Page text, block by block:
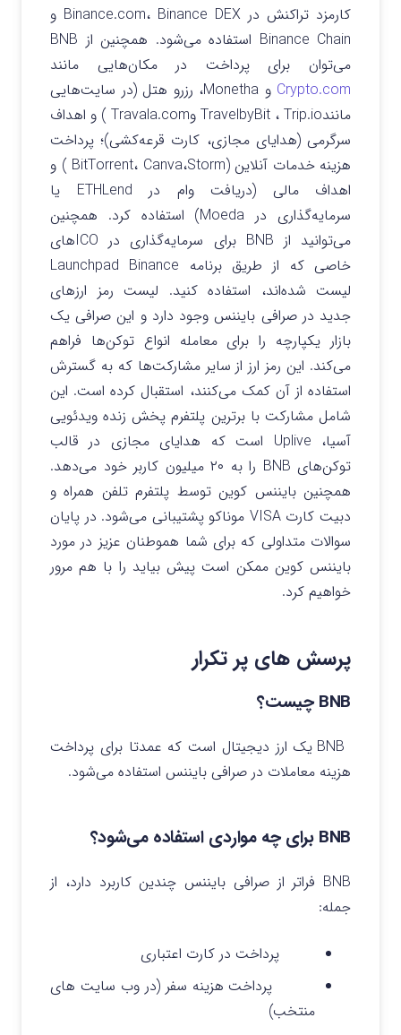
کارمزد تراکنش در Binance.com، Binance DEX و
Binance Chain استفاده می‌شود. همچنین از BNB
می‌توان برای پرداخت در مکان‌هایی مانند
Crypto.com
و Monetha، رزرو هتل (در سایت‌هایی
مانندTravelbyBit ، Trip.io وTravala.com ) و اهداف
سرگرمی (هدایای مجازی، کارت قرعه‌کشی)؛ پرداخت
هزینه خدمات آنلاین (BitTorrent، Canva،Storm ) و
اهداف مالی (دریافت وام در ETHLend یا
سرمایه‌گذاری در Moeda) استفاده کرد. همچنین
می‌توانید از BNB برای سرمایه‌گذاری در ICOهای
خاصی که از طریق برنامه Launchpad Binance
لیست شده‌اند، استفاده کنید. لیست رمز ارزهای
جدید در صرافی بایننس وجود دارد و این صرافی یک
بازار یکپارچه را برای معامله انواع توکن‌ها فراهم
می‌کند. این رمز ارز از سایر مشارکت‌ها که به گسترش
استفاده از آن کمک می‌کنند، استقبال کرده است. این
شامل مشارکت با برترین پلتفرم پخش زنده ویدئویی
آسیا، Uplive است که هدایای مجازی در قالب
توکن‌های BNB را به ۲۰ میلیون کاربر خود می‌دهد.
همچنین بایننس کوین توسط پلتفرم تلفن همراه و
دبیت کارت VISA موناکو پشتیبانی می‌شود.
در پایان
سوالات متداولی که برای شما هموطنان عزیز در مورد
بایننس کوین ممکن است پیش بیاید را با هم مرور
خواهیم کرد.
پرسش های پر تکرار
BNB چیست؟
BNB یک ارز دیجیتال است که عمدتا برای پرداخت
هزینه معاملات در صرافی بایننس استفاده می‌شود.
BNB برای چه مواردی استفاده می‌شود؟
BNB فراتر از صرافی بایننس چندین کاربرد دارد، از
جمله:
پرداخت در کارت اعتباری
پرداخت هزینه سفر (در وب سایت های
منتخب)